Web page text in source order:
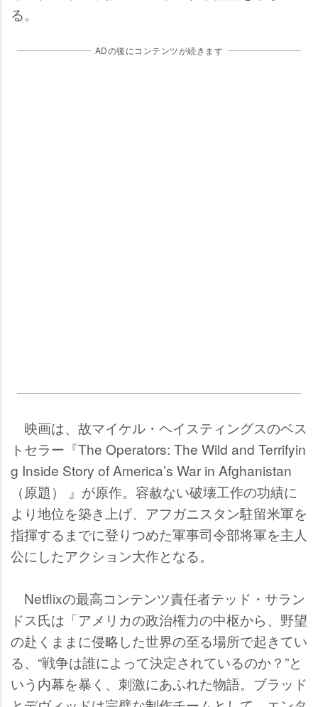
る。
ADの後にコンテンツが続きます
映画は、故マイケル・ヘイスティングスのベス
トセラー『The Operators: The Wild and Terrifyin
g Inside Story of America’s War in Afghanistan
（原題） 』が原作。容赦ない破壊工作の功績に
より地位を築き上げ、アフガニスタン駐留米軍を
指揮するまでに登りつめた軍事司令部将軍を主人
公にしたアクション大作となる。
Netflixの最高コンテンツ責任者テッド・サラン
ドス氏は「アメリカの政治権力の中枢から、野望
の赴くままに侵略した世界の至る場所で起きてい
る、“戦争は誰によって決定されているのか？”と
いう内幕を暴く、刺激にあふれた物語。ブラッド